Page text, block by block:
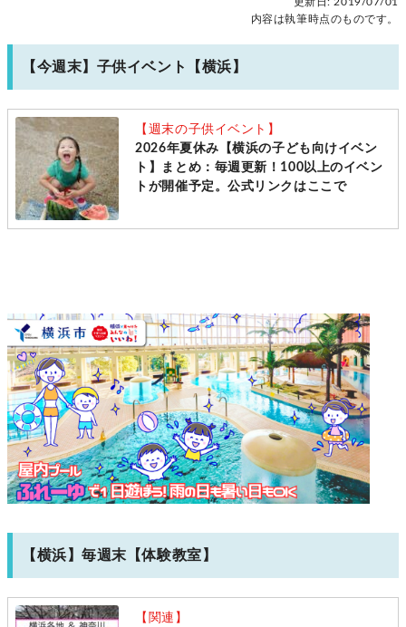
内容は執筆時点のものです。
【今週末】子供イベント【横浜】
【週末の子供イベント】
2026年夏休み【横浜の子ども向けイベン
ト】まとめ：毎週更新！100以上のイベン
トが開催予定。公式リンクはここで
【横浜】毎週末【体験教室】
【関連】